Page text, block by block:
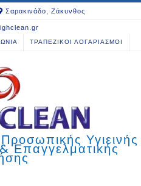
Σαρακινάδο, Ζάκυνθος
ΤΡΑΠΕΖΙΚΟΙ ΛΟΓΑΡΙΑΣΜΟΙ
Υγιεινής
Επαγγελματικής